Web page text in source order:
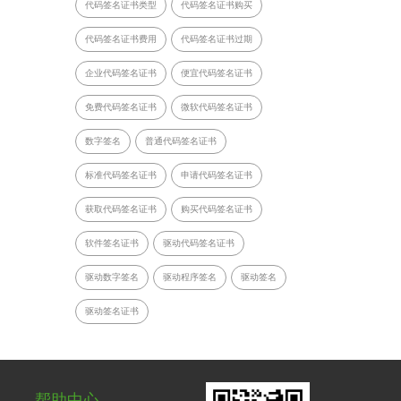
代码签名证书类型 代码签名证书购买
代码签名证书费用 代码签名证书过期
企业代码签名证书 便宜代码签名证书
免费代码签名证书 微软代码签名证书
数字签名 普通代码签名证书
标准代码签名证书 申请代码签名证书
获取代码签名证书 购买代码签名证书
软件签名证书 驱动代码签名证书
驱动数字签名 驱动程序签名 驱动签名
驱动签名证书